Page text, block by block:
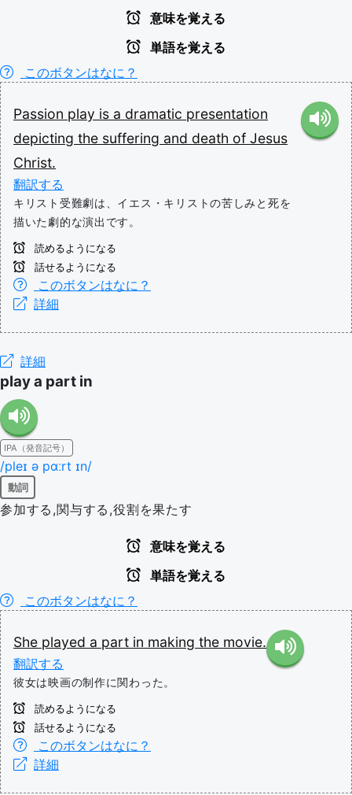
意味を覚える
単語を覚える
このボタンはなに？
Passion play is a dramatic presentation
depicting the suffering and death of Jesus
Christ.
翻訳する
キリスト受難劇は、イエス・キリストの苦しみと死を
描いた劇的な演出です。
読めるようになる
話せるようになる
このボタンはなに？
詳細
詳細
play a part in
IPA（発音記号）
/pleɪ ə pɑːrt ɪn/
動詞
参加する,関与する,役割を果たす
意味を覚える
単語を覚える
このボタンはなに？
She played a part in making the movie.
翻訳する
彼女は映画の制作に関わった。
読めるようになる
話せるようになる
このボタンはなに？
詳細